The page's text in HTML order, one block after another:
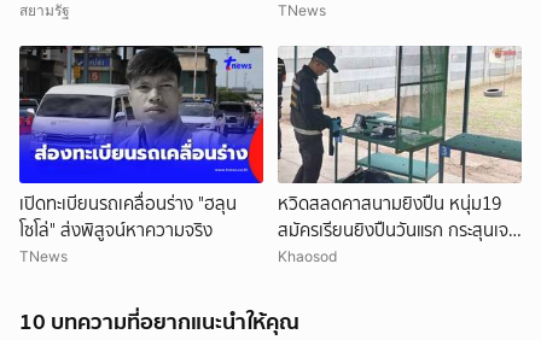
ตาย ยังไม่ตัดทิ้งสารพิษ
สยามรัฐ
สลดใจ
TNews
เปิดทะเบียนรถเคลื่อนร่าง "ฮลุน
โซโล่" ส่งพิสูจน์หาความจริง
TNews
หวิดสลดคาสนามยิงปืน หนุ่ม19
สมัครเรียนยิงปืนวันแรก กระสุนเจาะ
ท้ายทอย เร่งยื้อชีวิต
Khaosod
10 บทความที่อยากแนะนำให้คุณ